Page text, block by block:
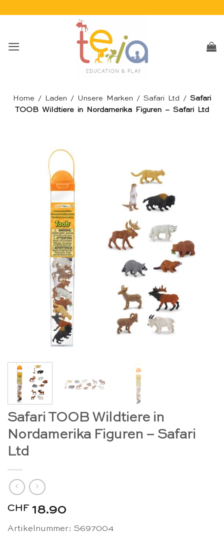
Home / Laden / Unsere Marken / Safari Ltd / Safari
TOOB Wildtiere in Nordamerika Figuren – Safari Ltd
Safari TOOB Wildtiere in
Nordamerika Figuren – Safari
Ltd
CHF 18.90
Artikelnummer: S697004